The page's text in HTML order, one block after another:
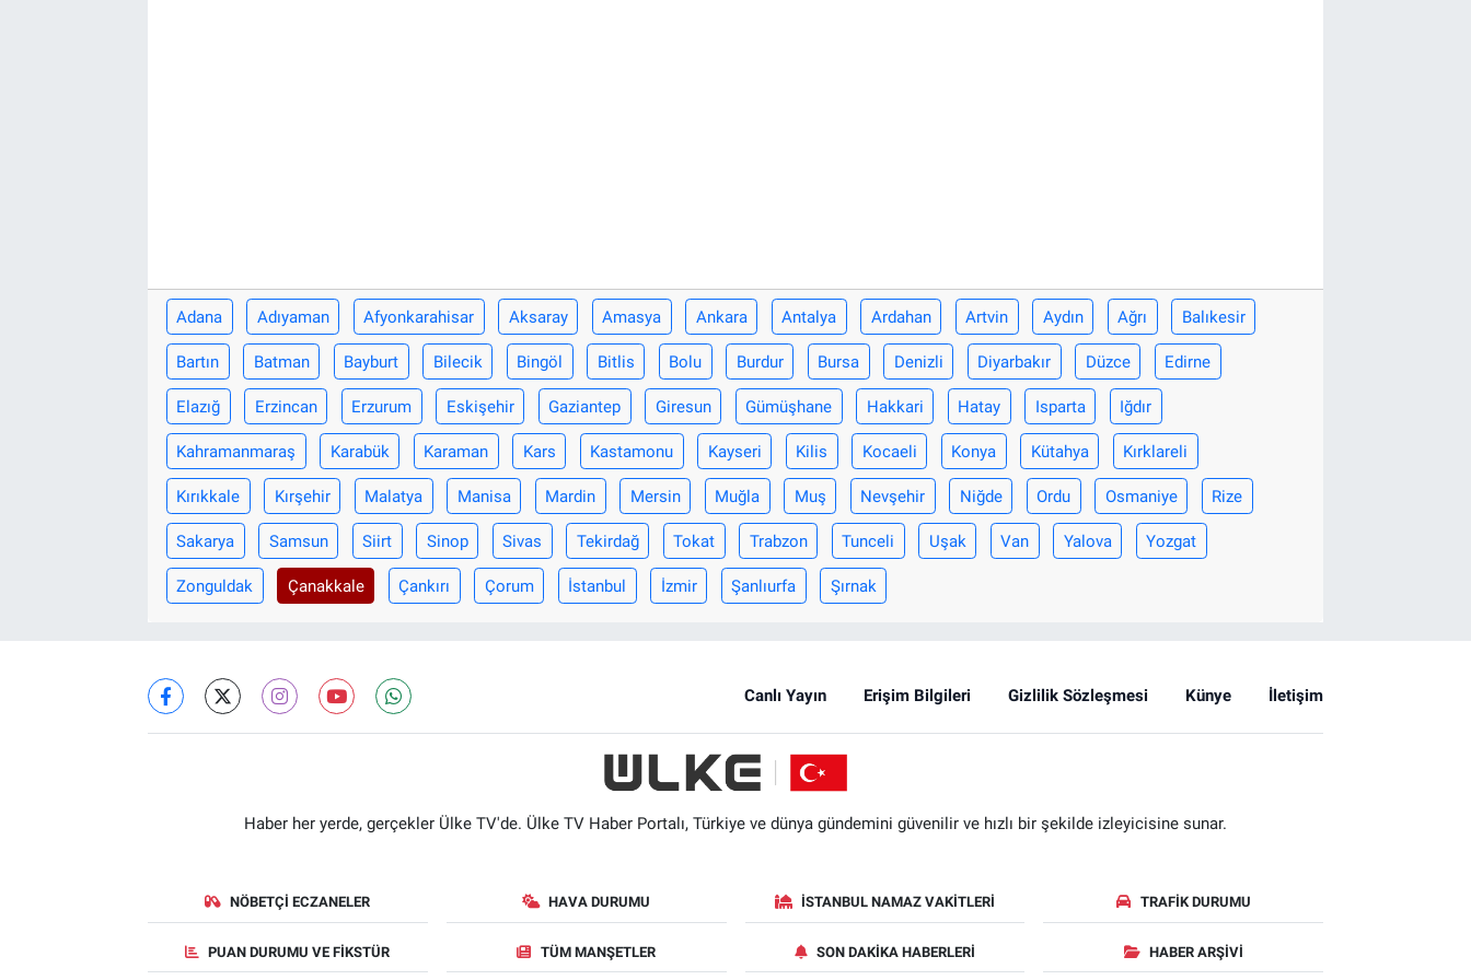
Adana Adıyaman Afyonkarahisar Aksaray Amasya Ankara Antalya Ardahan Artvin Aydın Ağrı Balıkesir
Bartın Batman Bayburt Bilecik Bingöl Bitlis Bolu Burdur Bursa Denizli Diyarbakır Düzce Edirne
Elazığ Erzincan Erzurum Eskişehir Gaziantep Giresun Gümüşhane Hakkari Hatay Isparta Iğdır
Kahramanmaraş Karabük Karaman Kars Kastamonu Kayseri Kilis Kocaeli Konya Kütahya Kırklareli
Kırıkkale Kırşehir Malatya Manisa Mardin Mersin Muğla Muş Nevşehir Niğde Ordu Osmaniye Rize
Sakarya Samsun Siirt Sinop Sivas Tekirdağ Tokat Trabzon Tunceli Uşak Van Yalova Yozgat
Zonguldak Çanakkale Çankırı Çorum İstanbul İzmir Şanlıurfa Şırnak
Canlı Yayın Erişim Bilgileri Gizlilik Sözleşmesi Künye İletişim
Haber her yerde, gerçekler Ülke TV'de. Ülke TV Haber Portalı, Türkiye ve dünya gündemini güvenilir ve hızlı bir şekilde izleyicisine sunar.
NÖBETÇI ECZANELER HAVA DURUMU İSTANBUL NAMAZ VAKITLERI TRAFIK DURUMU
PUAN DURUMU VE FIKSTÜR TÜM MANŞETLER SON DAKIKA HABERLERI HABER ARŞIVI